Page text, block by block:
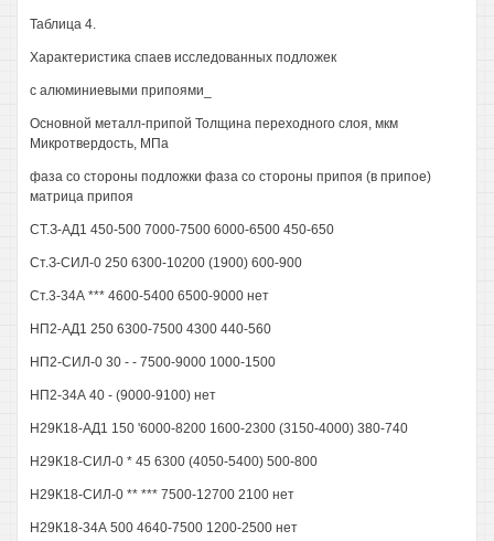
Таблица 4.
Характеристика спаев исследованных подложек
с алюминиевыми припоями_
Основной металл-припой Толщина переходного слоя, мкм
Микротвердость, МПа
фаза со стороны подложки фаза со стороны припоя (в припое)
матрица припоя
СТ.З-АД1 450-500 7000-7500 6000-6500 450-650
Ст.З-СИЛ-0 250 6300-10200 (1900) 600-900
Ст.3-34А *** 4600-5400 6500-9000 нет
НП2-АД1 250 6300-7500 4300 440-560
НП2-СИЛ-0 30 - - 7500-9000 1000-1500
НП2-34А 40 - (9000-9100) нет
Н29К18-АД1 150 '6000-8200 1600-2300 (3150-4000) 380-740
Н29К18-СИЛ-0 * 45 6300 (4050-5400) 500-800
Н29К18-СИЛ-0 ** *** 7500-12700 2100 нет
Н29К18-34А 500 4640-7500 1200-2500 нет